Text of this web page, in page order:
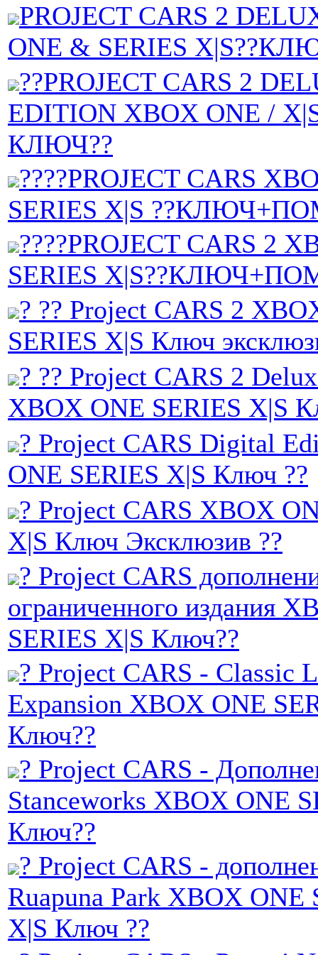
PROJECT CARS 2
ONE & SERIES
??PROJECT CARS 2
EDITION XBOX ONE /
КЛЮЧ??
????PROJECT CARS
SERIES X|S
????PROJECT CARS 2
SERIES
? ?? Project CARS 2
SERIES X|S Ключ
? ?? Project CARS 2
XBOX ONE SERIES X|S
? Project CARS Digital
ONE SERIES X|S Ключ ??
? Project CARS XBOX
X|S Ключ Эксклюзив ??
? Project CARS
ограниченного издания
SERIES X|S Ключ??
? Project CARS - Classic
Expansion XBOX ONE
Ключ??
? Project CARS -
Stanceworks XBOX ONE
Ключ??
? Project CARS -
Ruapuna Park XBOX ONE
X|S Ключ ??